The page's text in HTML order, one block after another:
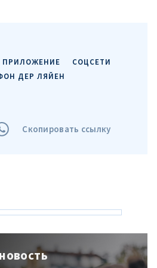
ПРИЛОЖЕНИЕ
СОЦСЕТИ
ДЕР ЛЯЙЕН
Скопировать ссылку